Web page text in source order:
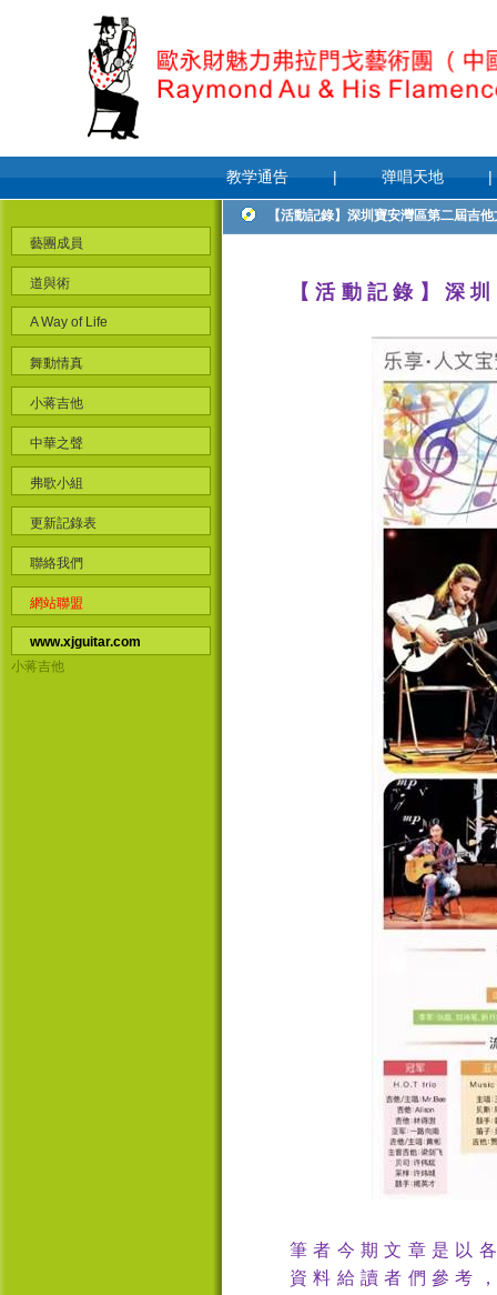
教学通告 | 弹唱天地 |
藝團成員
道與術
A Way of Life
舞動情真
小蒋吉他
中華之聲
弗歌小組
更新記錄表
聯絡我們
網站聯盟
www.xjguitar.com
小蒋吉他
【活動記錄】深圳寶安灣區第二屆吉
【活動記錄】深
筆者今期文章是以
資料給讀者們參考